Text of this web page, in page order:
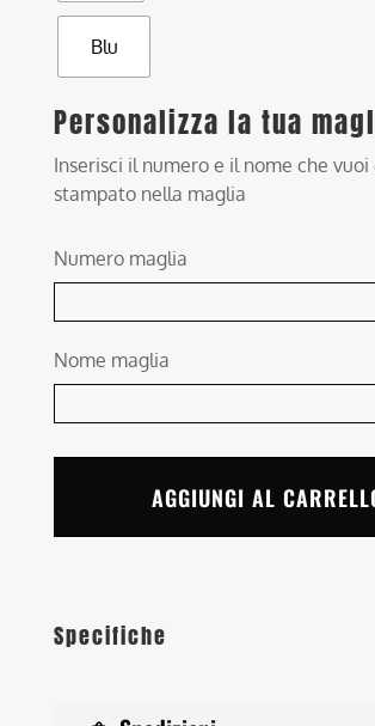
Blu
Personalizza la tua
Inserisci il numero e il nome che vuoi
stampato nella maglia
Numero maglia
Nome maglia
AGGIUNGI AL
Specifiche